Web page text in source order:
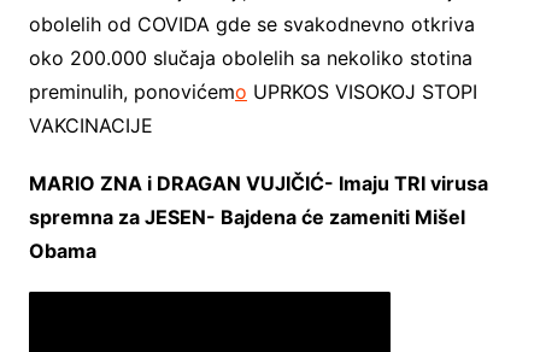
obolelih od COVIDA gde se svakodnevno otkriva
oko 200.000 slučaja obolelih sa nekoliko stotina
preminulih, ponovićemo UPRKOS VISOKOJ STOPI
VAKCINACIJE
MARIO ZNA i DRAGAN VUJIČIĆ- Imaju TRI virusa
spremna za JESEN- Bajdena će zameniti Mišel
Obama